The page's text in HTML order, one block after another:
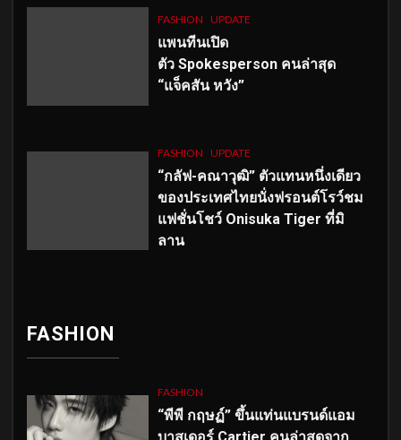
FASHION UPDATE
แพนทีนเปิด
ตัว Spokesperson คนล่าสุด
“แจ็คสัน หวัง”
FASHION UPDATE
“กลัฟ-คณาวุฒิ” ตัวแทนหนึ่งเดียว
ของประเทศไทยนั่งฟรอนต์โรว์ชม
แฟชั่นโชว์ Onisuka Tiger ที่มิ
ลาน
FASHION
FASHION
“พีพี กฤษฏ์” ขึ้นแท่นแบรนด์แอม
บาสเดอร์ Cartier คนล่าสุดจาก